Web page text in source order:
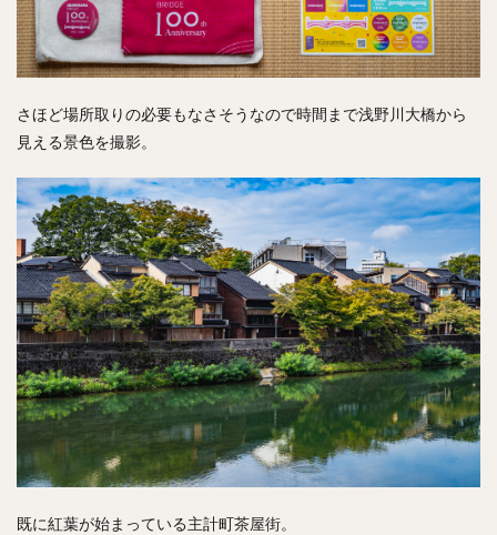
さほど場所取りの必要もなさそうなので時間まで浅野川大橋から
見える景色を撮影。
既に紅葉が始まっている主計町茶屋街。